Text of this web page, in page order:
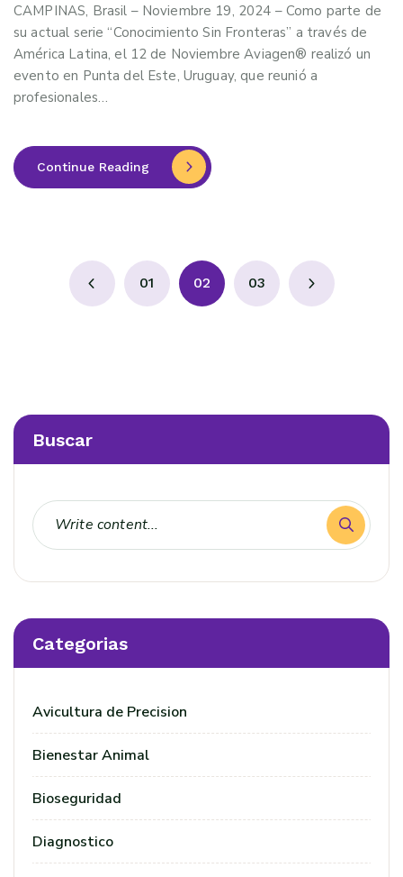
CAMPINAS, Brasil – Noviembre 19, 2024 – Como parte de
su actual serie “Conocimiento Sin Fronteras” a través de
América Latina, el 12 de Noviembre Aviagen® realizó un
evento en Punta del Este, Uruguay, que reunió a
profesionales…
Continue Reading
01 02 03
Buscar
Categorias
Avicultura de Precision
Bienestar Animal
Bioseguridad
Diagnostico